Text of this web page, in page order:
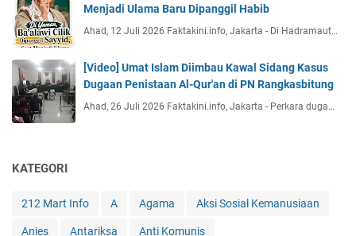
Menjadi Ulama Baru Dipanggil Habib
Ahad, 12 Juli 2026 Faktakini.info, Jakarta - Di Hadramaut…
[Video] Umat Islam Diimbau Kawal Sidang Kasus
Dugaan Penistaan Al-Qur'an di PN Rangkasbitung
Ahad, 26 Juli 2026 Faktakini.info, Jakarta - Perkara duga…
KATEGORI
212 Mart Info A Agama Aksi Sosial Kemanusiaan
Anies Antariksa Anti Komunis